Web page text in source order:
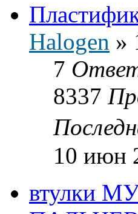
Halogen »
7
8337
10 июн
втулки